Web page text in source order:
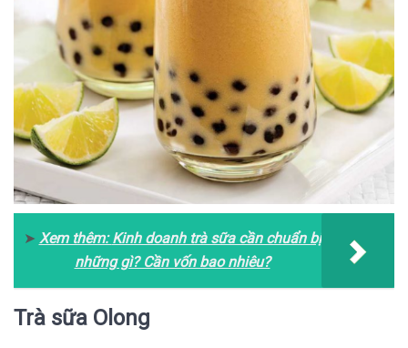
➤ Xem thêm:Kinh doanh trà sữa cần chuẩn bị
những gì? Cần vốn bao nhiêu?
Trà sữa Olong